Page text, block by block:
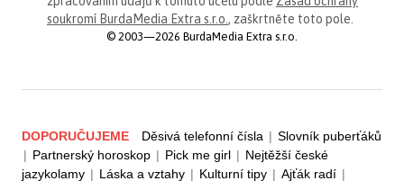
soukromí BurdaMedia Extra s.r.o., zaškrtněte toto pole.
© 2003—2026 BurdaMedia Extra s.r.o.
DOPORUČUJEME Děsivá telefonní čísla | Slovník puberťáků
| Partnerský horoskop | Pick me girl | Nejtěžší české
jazykolamy | Láska a vztahy | Kulturní tipy | Ajťák radí |